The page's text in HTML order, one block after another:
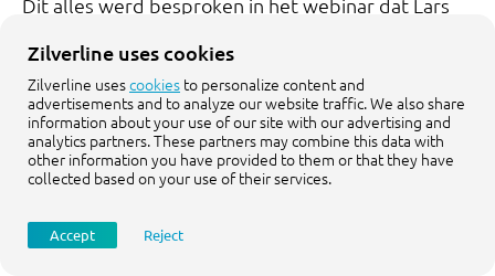
Dit alles werd besproken in het webinar dat Lars
banking-aanbieder Yolt. Kijk het webinar terug via
onze site als je benieuwd bent naar de
mogelijkheden van PSD2 voor jouw bedrijf!
We delen een paar belangrijke learnings met je: -
Dankzij de drie verschillende diensten van PSD2 is
het o.a. mogelijk om transactie- en saldo-informatie
Zilverline uses cookies
Zilverline usescookies to personalize content and
advertisements and to analyze our website traffic. We also share
information about your use of our site with our advertising and
analytics partners. These partners may combine this data with
other information you have provided to them or that they have
collected based on your use of their services.
Accept Reject